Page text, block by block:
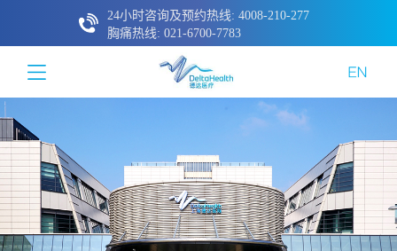
24小时咨询及预约热线: 4008-210-277
胸痛热线: 021-6700-7783